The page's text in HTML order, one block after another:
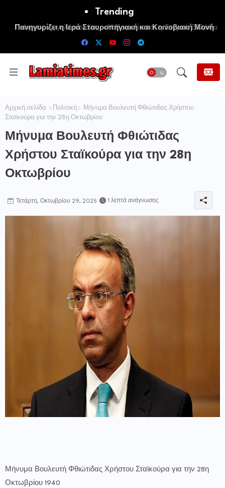
Trending
Πανηγυρίζει η Ιερά Σταυροπηγιακή και Κοινοβιακή Μονή
Μεταμορφώσεως του Σωτήρος Καμενων Βουρλων (Μονή
Αρχική σελίδα Πολιτική
Μήνυμα Βουλευτή Φθιώτιδας Χρήστου
Σταϊκούρα για την 28η Οκτωβρίου
Μήνυμα Βουλευτή Φθιώτιδας
Χρήστου Σταϊκούρα για την 28η
Οκτωβρίου
Τετάρτη, Οκτωβρίου 29, 2025 1 λεπτά ανάγνωσης
Μήνυμα Βουλευτή Φθιώτιδας Χρήστου Σταϊκούρα για την 28η
Οκτωβρίου 1940